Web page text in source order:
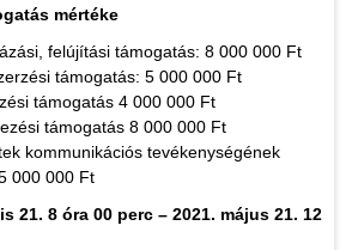
mértéke
felújítási támogatás: 8 000 000 Ft
támogatás: 5 000 000 Ft
támogatás 4 000 000 Ft
támogatás 8 000 000 Ft
kommunikációs tevékenységének
000 000 Ft
21. 8 óra 00 perc – 2021. május 21. 12